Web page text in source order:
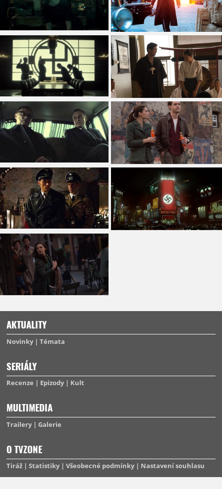
AKTUALITY
Novinky Témata
SERIÁLY
Recenze Epizody Kult
MULTIMEDIA
Trailery Galerie
O TVZONE
Tiráž Statistiky Všeobecné podmínky Nastavení souhlasu